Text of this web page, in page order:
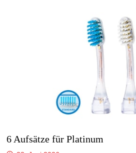
6 Aufsätze für Platinum